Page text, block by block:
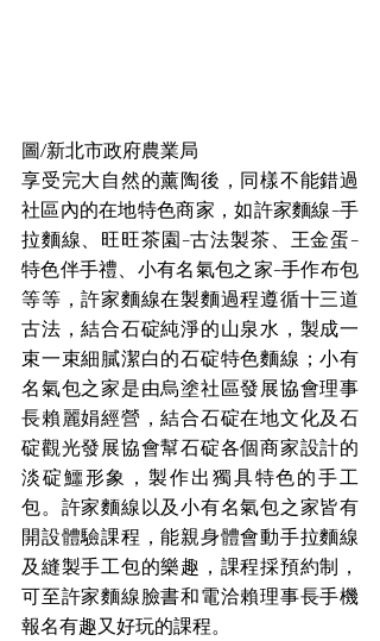
圖/新北市政府農業局
享受完大自然的薰陶後，同樣不能錯過
社區內的在地特色商家，如許家麵線-手
拉麵線、旺旺茶園-古法製茶、王金蛋-
特色伴手禮、小有名氣包之家-手作布包
等等，許家麵線在製麵過程遵循十三道
古法，結合石碇純淨的山泉水，製成一
束一束細膩潔白的石碇特色麵線；小有
名氣包之家是由烏塗社區發展協會理事
長賴麗娟經營，結合石碇在地文化及石
碇觀光發展協會幫石碇各個商家設計的
淡碇鱷形象，製作出獨具特色的手工
包。許家麵線以及小有名氣包之家皆有
開設體驗課程，能親身體會動手拉麵線
及縫製手工包的樂趣，課程採預約制，
可至許家麵線臉書和電洽賴理事長手機
報名有趣又好玩的課程。